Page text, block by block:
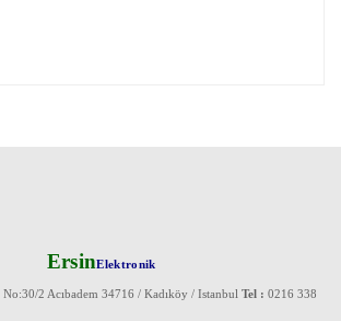
ErsinElektronik
2 Acıbadem 34716 / Kadıköy / Istanbul Tel : 0216 338